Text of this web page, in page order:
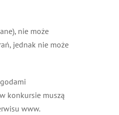
nie może
jednak nie może
konkursie muszą
www.